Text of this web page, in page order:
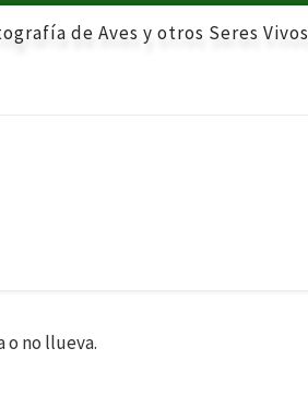
de Aves y otros Seres Vivos
o no llueva.